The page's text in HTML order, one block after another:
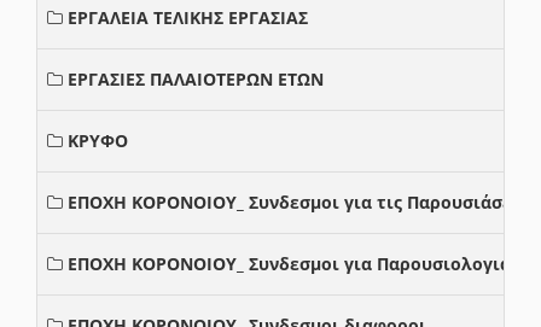
ΕΡΓΑΛΕΙΑ ΤΕΛΙΚΗΣ ΕΡΓΑΣΙΑΣ
ΕΡΓΑΣΙΕΣ ΠΑΛΑΙΟΤΕΡΩΝ ΕΤΩΝ
ΚΡΥΦΟ
ΕΠΟΧΗ ΚΟΡΟΝΟΙΟΥ_ Συνδεσμοι για τις Παρουσιάσεις
ΕΠΟΧΗ ΚΟΡΟΝΟΙΟΥ_ Συνδεσμοι για Παρουσιολογια